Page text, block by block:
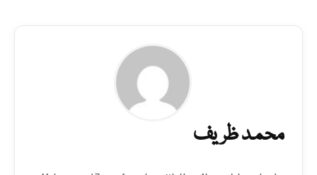
محمد ظریف